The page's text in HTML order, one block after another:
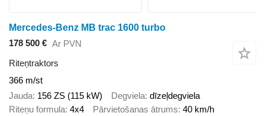
Mercedes-Benz MB trac 1600 turbo
178 500 € Ar PVN
Riteņtraktors
366 m/st
Jauda 156 ZS (115 kW) Degviela dīzeļdegviela
Riteņu formula 4x4 Pārvietošanas ātrums 40 km/h